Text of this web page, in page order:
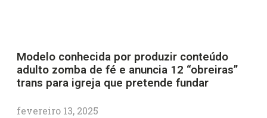
Modelo conhecida por produzir conteúdo
adulto zomba de fé e anuncia 12 “obreiras”
trans para igreja que pretende fundar
fevereiro 13, 2025